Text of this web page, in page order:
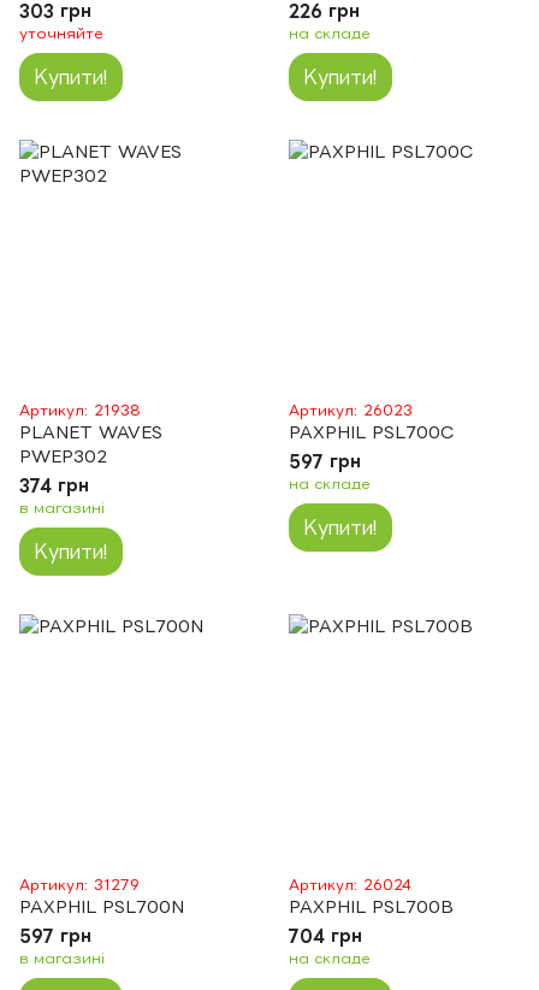
303 грн
уточняйте
Купити!
226 грн
на складе
Купити!
Артикул: 21938
PLANET WAVES
PWEP302
374 грн
в магазині
Купити!
Артикул: 26023
PAXPHIL PSL700C
597 грн
на складе
Купити!
Артикул: 31279
PAXPHIL PSL700N
597 грн
в магазині
Артикул: 26024
PAXPHIL PSL700B
704 грн
на складе